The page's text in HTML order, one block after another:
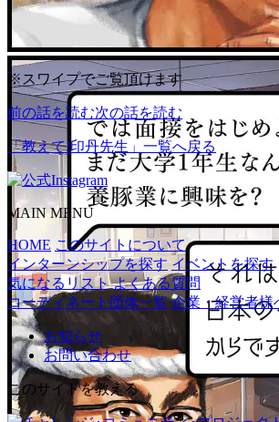
※スワイプでご覧頂けます
前の話を読む次の話を読む
「教えて!印丹先生」一覧へ戻る
MAIN MENU
HOME このサイトについて
インターンシップを探す イベントを探す
気になるリスト よくある質問
コーディネート団体一覧 企業・経営者様
お知らせ
お問い合わせ
このサイトを教える